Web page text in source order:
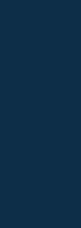
มสั่ง
ยายก้น ราคาถูก
แขก